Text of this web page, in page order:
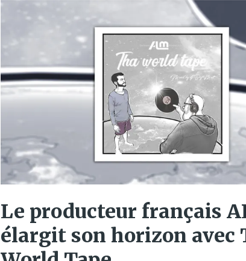
Le producteur français
élargit son horizon avec